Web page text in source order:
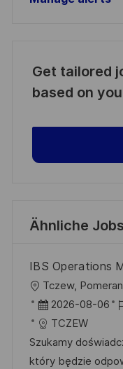
Get tailored
based on
Ähnliche Jobs
IBS Operations
O
r
t
Tczew,
D
a
t
u
2026-08-06
J
-
TCZEW
Szukamy
który będzie